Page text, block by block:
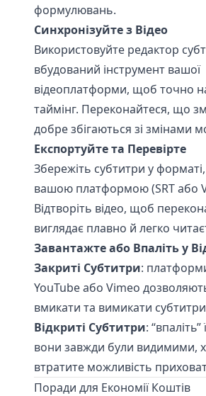
формулювань.
Синхронізуйте з Відео
Використовуйте редактор
вбудований інструмент вашої
відеоплатформи, щоб точно
таймінг. Переконайтеся, що
добре збігаються зі змінами
Експортуйте та Перевірте
Збережіть субтитри у
вашою платформою (SRT або
Відтворіть відео, щоб
виглядає плавно й легко
Завантажте або Впаліть у
Закриті Субтитри:
YouTube або Vimeo
вмикати та вимикати
Відкриті Субтитри:
вони завжди були видимими,
втратите можливість
Поради для Економії Коштів